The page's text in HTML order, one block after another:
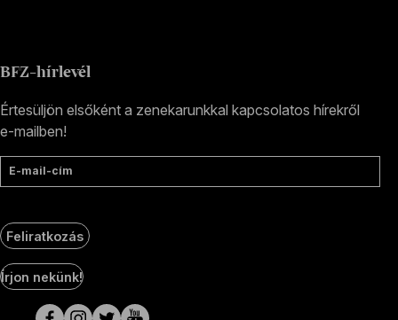
BFZ-hírlevél
Értesüljön elsőként a zenekarunkkal kapcsolatos hírekről
e-mailben!
E-mail-cím
Feliratkozás
Social
Media
oldalak
Írjon nekünk!